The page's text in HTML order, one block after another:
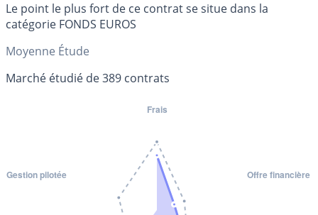
Le point le plus fort de ce contrat se situe dans la
catégorie FONDS EUROS
Moyenne Étude
Marché étudié de 389 contrats